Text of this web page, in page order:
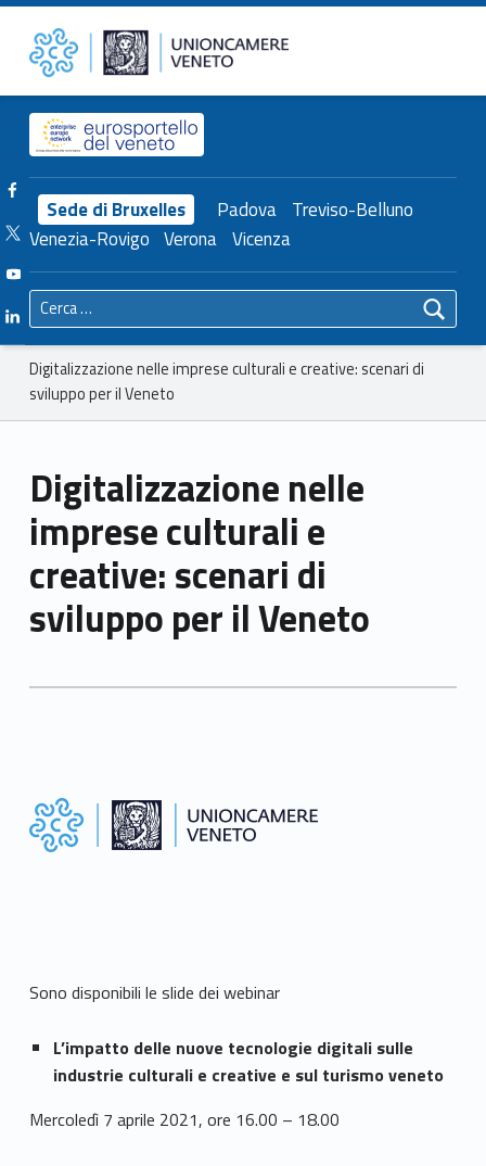
Digitalizzazione nelle imprese culturali e creative: scenari di sviluppo per il Veneto – Unioncamere del Veneto Unioncamere del Veneto
Header info sidebar
Sede di Bruxelles Padova Treviso-Belluno
Venezia-Rovigo Verona Vicenza
Facebook Unioncamere Veneto
Twitter Unioncamere Veneto
Youtube Unioncamere Veneto
Linkedin Unioncamere Veneto
Ricerca per:
Breadcrumbs navigation
Digitalizzazione nelle imprese culturali e creative: scenari di
sviluppo per il Veneto
Digitalizzazione nelle
imprese culturali e
creative: scenari di
sviluppo per il Veneto
Sono disponibili le slide dei webinar
L’impatto delle nuove tecnologie digitali sulle
industrie culturali e creative e sul turismo veneto
Mercoledì 7 aprile 2021, ore 16.00 – 18.00